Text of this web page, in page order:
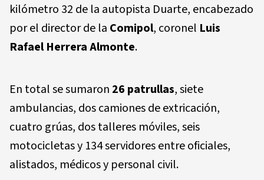
kilómetro 32 de la autopista Duarte, encabezado
por el director de la Comipol, coronel Luis
Rafael Herrera Almonte.
En total se sumaron 26 patrullas, siete
ambulancias, dos camiones de extricación,
cuatro grúas, dos talleres móviles, seis
motocicletas y 134 servidores entre oficiales,
alistados, médicos y personal civil.